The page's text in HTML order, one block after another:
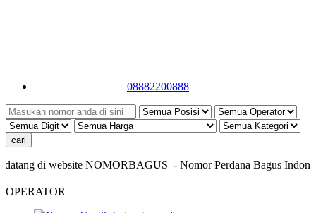
08882200888
di website NOMORBAGUS - Nomor Perdana BagusIndonesia
OPERATOR